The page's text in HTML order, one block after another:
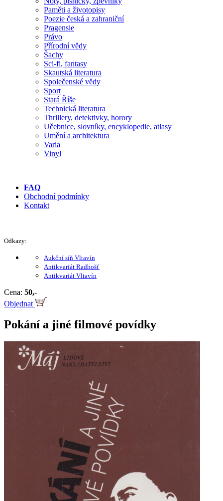
Paměti a životopisy
Poezie česká a zahraniční
Pragensie
Právo
Přírodní vědy
Šachy
Sci-fi, fantasy
Skautská literatura
Společenské vědy
Sport
Stará Říše
Technická literatura
Thrillery, detektivky, horory
Učebnice, slovníky, encyklopedie, atlasy
Umění a architektura
Varia
Vinyl
FAQ
Obchodní podmínky
Kontakt
Odkazy:
Aukční síň Vltavín
Antikvariát Radhošť
Antikvariát Vltavín
Cena: 50,-
Objednat
Pokání a jiné filmové povídky